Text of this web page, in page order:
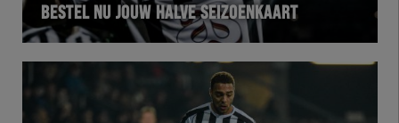
BESTEL NU JOUW HALVE SEIZOENKAART